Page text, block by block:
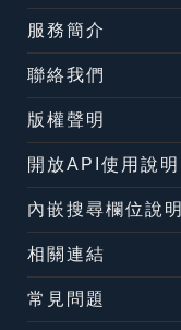
服務簡介
聯絡我們
版權聲明
開放API使用說明
內嵌搜尋欄位說明
相關連結
常見問題